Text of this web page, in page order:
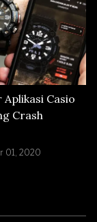
Aplikasi Casio
Crash
01, 2020